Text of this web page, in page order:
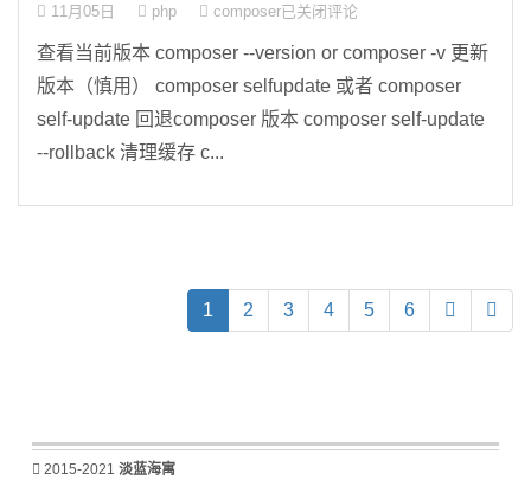
11月05日 php composer已关闭评论
查看当前版本 composer --version or composer -v 更新
版本（慎用） composer selfupdate 或者 composer
self-update 回退composer 版本 composer self-update
--rollback 清理缓存 c...
1 (current)
2 3 4 5 6
2015-2021 淡蓝海寓